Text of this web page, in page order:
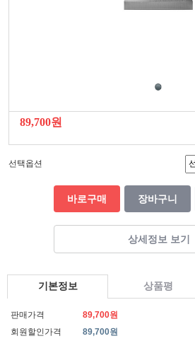
89,700원
선택옵션
바로구매 장바구니
상세정보 보기
기본정보 상품평
판매가격
89,700원
회원할인가격
89,700원